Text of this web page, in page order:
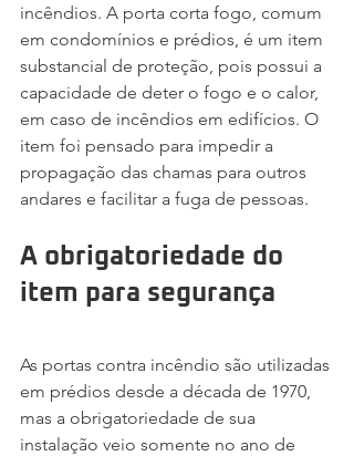
incêndios. A porta corta fogo, comum
em condomínios e prédios, é um item
substancial de proteção, pois possui a
capacidade de deter o fogo e o calor,
em caso de incêndios em edifícios. O
item foi pensado para impedir a
propagação das chamas para outros
andares e facilitar a fuga de pessoas.
A obrigatoriedade do
item para segurança
As portas contra incêndio são utilizadas
em prédios desde a década de 1970,
mas a obrigatoriedade de sua
instalação veio somente no ano de